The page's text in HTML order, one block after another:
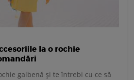
la o rochie
galbenă și te întrebi cu ce să